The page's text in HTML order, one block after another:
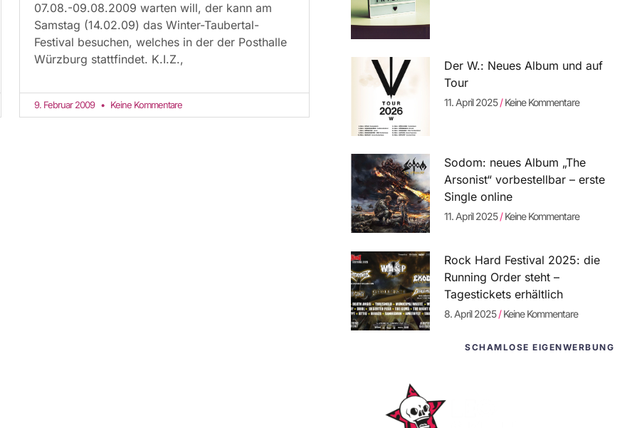
07.08.-09.08.2009 warten will, der kann am
Samstag (14.02.09) das Winter-Taubertal-
Festival besuchen, welches in der der Posthalle
Würzburg stattfindet. K.I.Z.,
9. Februar 2009 Keine Kommentare
Der W.: Neues Album und auf
Tour
11. April 2025 Keine Kommentare
Sodom: neues Album „The
Arsonist“ vorbestellbar – erste
Single online
11. April 2025 Keine Kommentare
Rock Hard Festival 2025: die
Running Order steht –
Tagestickets erhältlich
8. April 2025 Keine Kommentare
SCHAMLOSE EIGENWERBUNG